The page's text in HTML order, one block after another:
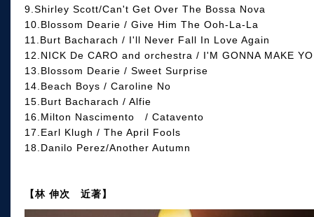
9.Shirley Scott/Can't Get Over The Bossa Nova
10.Blossom Dearie / Give Him The Ooh-La-La
11.Burt Bacharach / I'll Never Fall In Love Again
12.NICK De CARO and orchestra / I'M GONNA MAKE
13.Blossom Dearie / Sweet Surprise
14.Beach Boys / Caroline No
15.Burt Bacharach / Alfie
16.Milton Nascimento / Catavento
17.Earl Klugh / The April Fools
18.Danilo Perez/Another Autumn
【林 伸次 近著】